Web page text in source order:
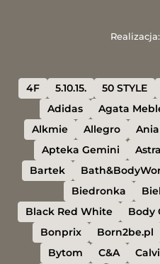
Realizacja:
4F 5.10.15. 50 STYLE
Adidas
Agata
Alkmie
Allegro
Apteka Gemini
Bartek
Biedronka
Black Red White
Body
Bonprix
Born2be.pl
Bytom
C&A